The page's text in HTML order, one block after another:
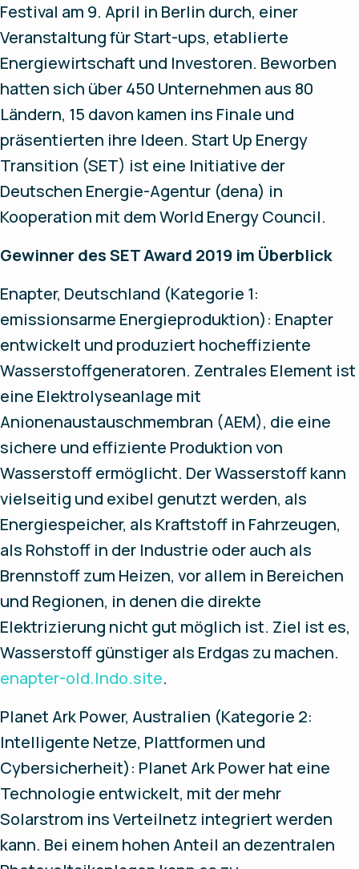
Festival am 9. April in Berlin durch, einer
Veranstaltung für Start-ups, etablierte
Energiewirtschaft und Investoren. Beworben
hatten sich über 450 Unternehmen aus 80
Ländern, 15 davon kamen ins Finale und
präsentierten ihre Ideen. Start Up Energy
Transition (SET) ist eine Initiative der
Deutschen Energie-Agentur (dena) in
Kooperation mit dem World Energy Council.
Gewinner des SET Award 2019 im Überblick
Enapter, Deutschland (Kategorie 1:
emissionsarme Energieproduktion): Enapter
entwickelt und produziert hocheffiziente
Wasserstoffgeneratoren. Zentrales Element ist
eine Elektrolyseanlage mit
Anionenaustauschmembran (AEM), die eine
sichere und effiziente Produktion von
Wasserstoff ermöglicht. Der Wasserstoff kann
vielseitig und exibel genutzt werden, als
Energiespeicher, als Kraftstoff in Fahrzeugen,
als Rohstoff in der Industrie oder auch als
Brennstoff zum Heizen, vor allem in Bereichen
und Regionen, in denen die direkte
Elektrizierung nicht gut möglich ist. Ziel ist es,
Wasserstoff günstiger als Erdgas zu machen.
enapter-old.lndo.site.
Planet Ark Power, Australien (Kategorie 2:
Intelligente Netze, Plattformen und
Cybersicherheit): Planet Ark Power hat eine
Technologie entwickelt, mit der mehr
Solarstrom ins Verteilnetz integriert werden
kann. Bei einem hohen Anteil an dezentralen